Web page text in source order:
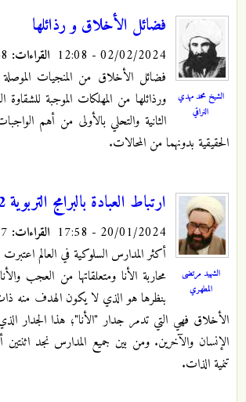
الشيخ محمد مهدي
النراقي
فضائل الأخلاق و رذائلها
02/02/2024 - 12:08 القراءات:
فضائل الأخلاق من المنجيات الموصلة
ورذائلها من المهلكات الموجبة
الثانية والتحلي بالأولى من أهم
الحقيقية بدونهما من المحالات.
الشهيد مرتضى
المطهري‏
ارتباط العبادة بالبرامج التربوية 2
20/01/2024 - 17:58 القراءات:
أكثر المدارس السلوكية في العالم
محاربة الأنا ومتعلقاتها من العجب
بنظرها هو الذي لا يكون الهدف منه
الأخلاق فهي التي تدمر جدار "الأنا"؛ هذا الجدار
الإنسان والآخرين. ومن بين جميع المدارس نجد اثنتين
تنمية الذات.